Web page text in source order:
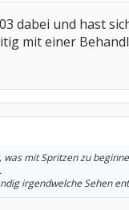
dabei und hast
mit einer
mit Spritzen zu
irgendwelche Sehen